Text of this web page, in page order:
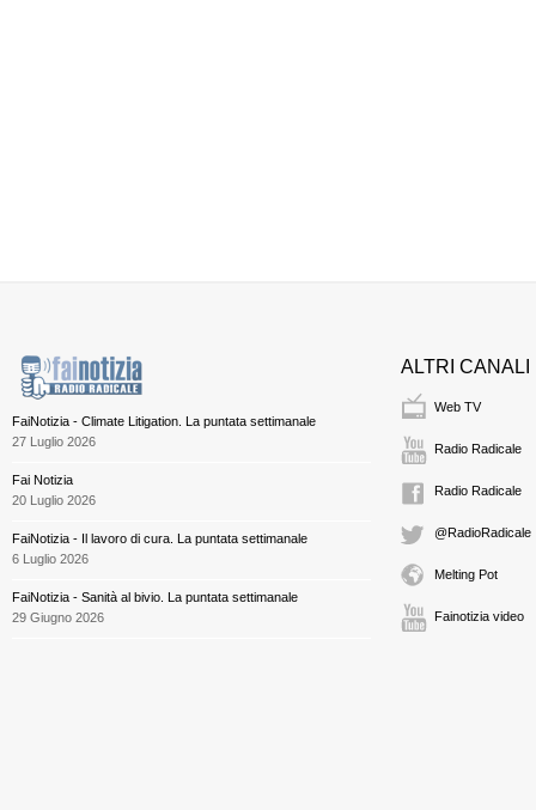
FaiNotizia - Climate Litigation. La puntata settimanale
27 Luglio 2026
Fai Notizia
20 Luglio 2026
FaiNotizia - Il lavoro di cura. La puntata settimanale
6 Luglio 2026
FaiNotizia - Sanità al bivio. La puntata settimanale
29 Giugno 2026
ALTRI CANALI
Web TV
Radio Radicale
Radio Radicale
@RadioRadicale
Melting Pot
Fainotizia video